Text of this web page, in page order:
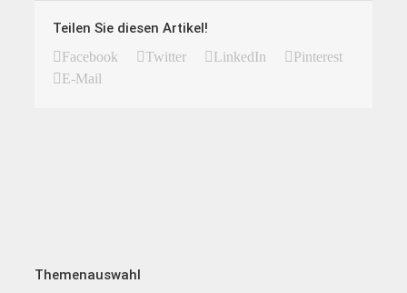
Teilen Sie diesen Artikel!
Facebook Twitter LinkedIn
Pinterest
E-Mail
Themenauswahl